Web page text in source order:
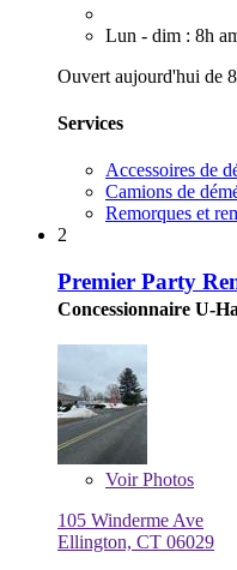
Lun - dim : 8h
Ouvert aujourd'hui de
Services
Accessoires de
Camions de
Remorques et
2
Premier Party
Concessionnaire U-
VoirPhotos
105 Winderme Ave
Ellington, CT 06029